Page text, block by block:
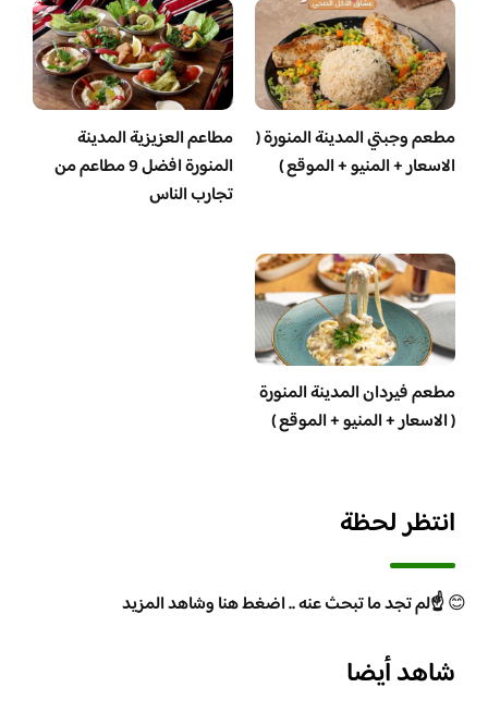
مطعم وجبتي المدينة المنورة (
الاسعار + المنيو + الموقع )
مطاعم العزيزية المدينة
المنورة افضل 9 مطاعم من
تجارب الناس
مطعم فيردان المدينة المنورة
( الاسعار + المنيو + الموقع )
انتظر لحظة
😊☝️لم تجد ما تبحث عنه .. اضغط هنا وشاهد المزيد
شاهد أيضا